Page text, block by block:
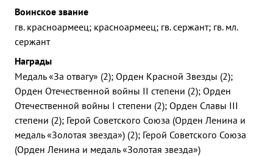
Воинское звание
гв. красноармеец; красноармеец; гв. сержант; гв. мл.
сержант
Награды
Медаль «За отвагу» (2); Орден Красной Звезды (2);
Орден Отечественной войны II степени (2); Орден
Отечественной войны I степени (2); Орден Славы III
степени (2); Герой Советского Союза (Орден Ленина и
медаль «Золотая звезда») (2); Герой Советского Союза
(Орден Ленина и медаль «Золотая звезда»)